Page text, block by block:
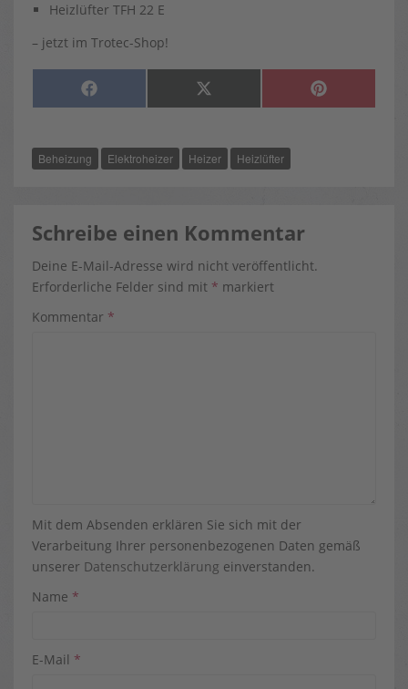
Heizlüfter TFH 22 E
– jetzt im Trotec-Shop!
SHARE
F
A
O
K
SHARE
X
(
T
T
E
SHARE
P
I
Beheizung Elektroheizer Heizer Heizlüfter
Schreibe einen Kommentar
Deine E-Mail-Adresse wird nicht veröffentlicht.
Erforderliche Felder sind mit * markiert
Kommentar *
Mit dem Absenden erklären Sie sich mit der
Verarbeitung Ihrer personenbezogenen Daten gemäß
unserer Datenschutzerklärung einverstanden.
Name *
E-Mail *